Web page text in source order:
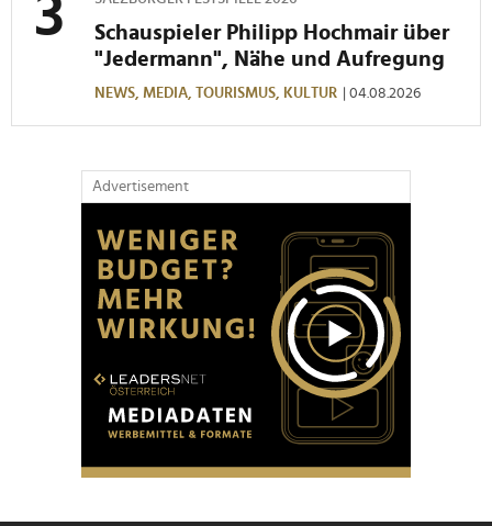
Schauspieler Philipp Hochmair über
"Jedermann", Nähe und Aufregung
NEWS, MEDIA, TOURISMUS, KULTUR | 04.08.2026
Advertisement